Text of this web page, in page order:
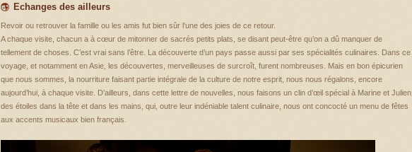
Echanges des ailleurs
Revoir ou retrouver la famille ou les amis fut bien sûr l’une des joies de ce retour.
A chaque visite, chacun a à cœur de mitonner de sacrés petits plats, se disant peut-être qu’on a dû manquer de
tellement de choses. C’est vrai sans l’être. La découverte d’un pays passe aussi par ses spécialités culinaires. Dans ce
voyage, et notamment en Asie, les découvertes, merveilleuses de surcroît, furent nombreuses. Mais en bon épicurien
que nous sommes, la nourriture faisant partie intégrale de la culture de notre esprit, nous nous régalons, encore
aujourd’hui, à chaque visite. D’ailleurs, dans cette lettre de nouvelles, nous faisons un clin d’œil spécial à Marine et Julien,
des étoiles dans la tête et dans les mains, qui, outre leur indéniable talent culinaire, nous ont concocté un menu de fêtes
aux accents musicaux bien français.